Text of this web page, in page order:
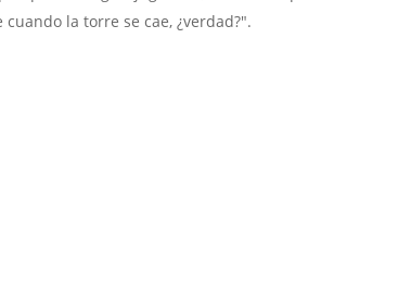
la torre se cae, ¿verdad?".